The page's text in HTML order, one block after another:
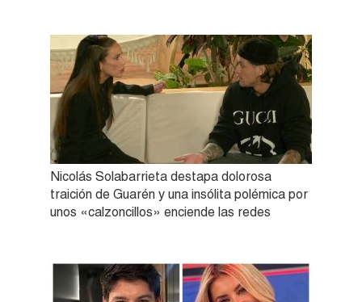
Nicolás Solabarrieta destapa dolorosa
traición de Guarén y una insólita polémica por
unos «calzoncillos» enciende las redes